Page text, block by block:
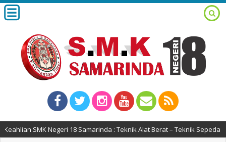
SMK Negeri 18 Samarinda : Teknik Alat Berat – Teknik Sepeda